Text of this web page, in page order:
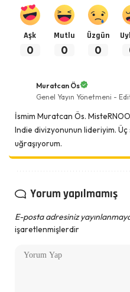
Aşk
0
Mutlu
0
Üzgün
0
Muratcan Ös
Genel Yayın Yönetmeni -
İsmim Muratcan Ös.
Indie divizyonunun lideriyim. Üç
uğraşıyorum.
Yorum yapılmamış
E-posta adresiniz
işaretlenmişlerdir